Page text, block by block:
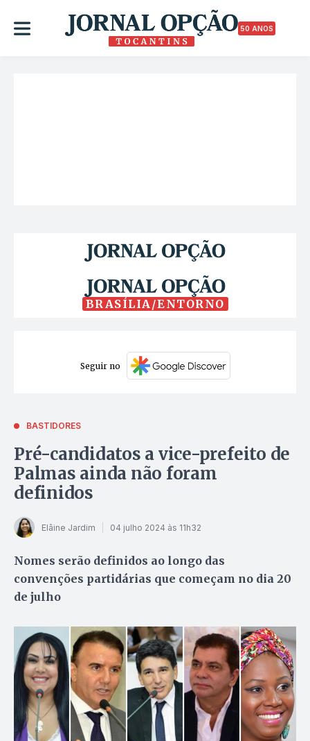
50 ANOS
BRASÍLIA/ENTORNO
Seguir no
BASTIDORES
Pré-candidatos a vice-prefeito de
Palmas ainda não foram
definidos
Elâine Jardim 04 julho 2024 às 11h32
Nomes serão definidos ao longo das
convenções partidárias que começam no dia 20
de julho